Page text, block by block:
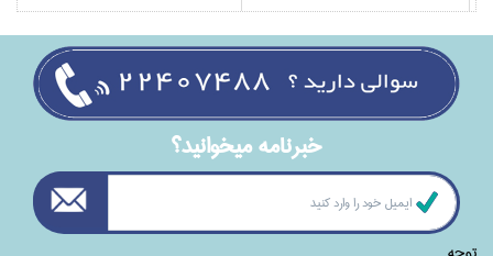
خبرنامه ميخوانيد؟